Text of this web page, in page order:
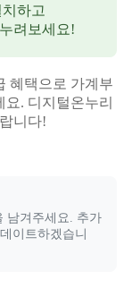
하고
려보세요!
혜택으로 가계부
. 디지털온누리
니다!
남겨주세요. 추가
이트하겠습니